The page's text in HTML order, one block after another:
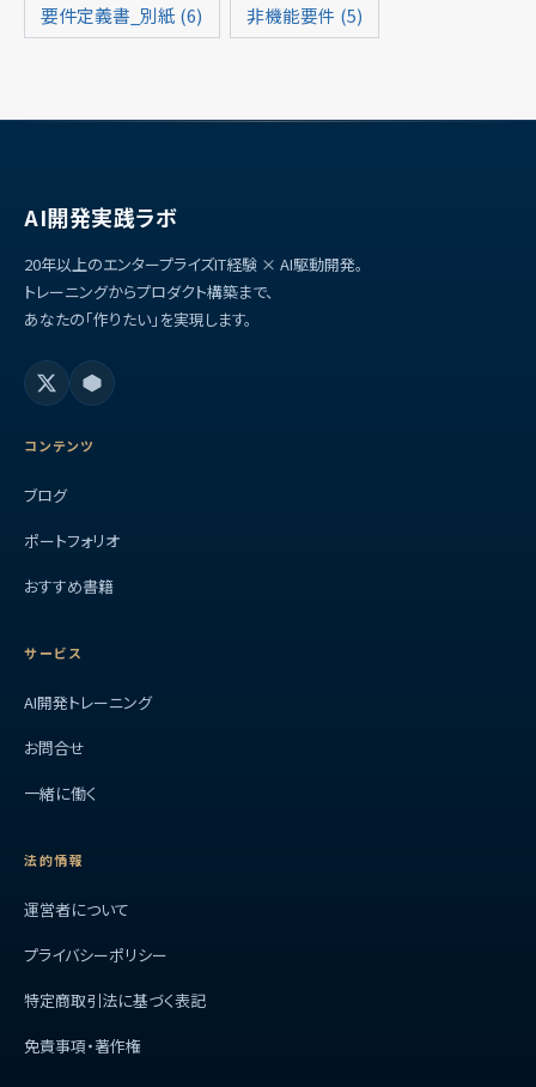
要件定義書_別紙 (6) 非機能要件 (5)
AI開発実践ラボ
20年以上のエンタープライズIT経験 × AI駆動開発。
トレーニングからプロダクト構築まで、
あなたの「作りたい」を実現します。
コンテンツ
ブログ
ポートフォリオ
おすすめ書籍
サービス
AI開発トレーニング
お問合せ
一緒に働く
法的情報
運営者について
プライバシーポリシー
特定商取引法に基づく表記
免責事項・著作権